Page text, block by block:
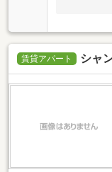
賃貸アパート シャ